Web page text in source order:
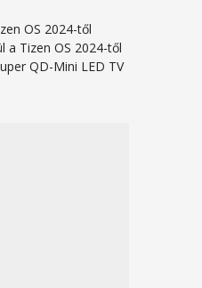
OS 2024-től
a Tizen OS 2024-től
QD-Mini LED TV